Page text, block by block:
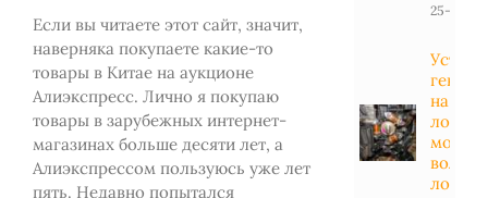
Если вы читаете этот сайт, значит,
наверняка покупаете какие-то
товары в Китае на аукционе
Алиэкспресс. Лично я покупаю
товары в зарубежных интернет-
магазинах больше десяти лет, а
Алиэкспрессом пользуюсь уже лет
пять. Недавно попытался
25-11-
на
мотор
вольт в
лодке